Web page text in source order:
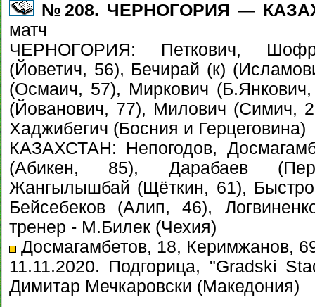
№208. ЧЕРНОГОРИЯ —
матч
ЧЕРНОГОРИЯ: Петкович,
(Йоветич, 56), Бечирай (к)
(Осмаич, 57), Миркович
(Йованович, 77), Милович (Симич,
Хаджибегич (Босния и Герцеговина)
КАЗАХСТАН: Непогодов,
(Абикен, 85), Дарабаев
Жангылышбай (Щёткин, 61),
Бейсебеков (Алип, 46),
тренер - М.Билек (Чехия)
Досмагамбетов, 18, Керимжанов,
11.11.2020. Подгорица, "Gradski
Димитар Мечкаровски (Македония)